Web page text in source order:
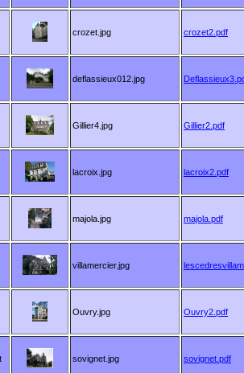
crozet.jpg crozet2.pdf
deflassieux012.jpg
Gillier4.jpg Gillier2.pdf
lacroix.jpg lacroix2.pdf
majola.jpg majola.pdf
villamercier.jpg
Ouvry.jpg Ouvry2.pdf
sovignet.jpg sovignet.pdf